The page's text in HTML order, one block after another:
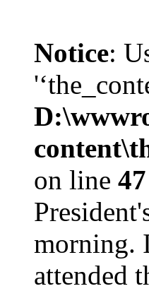
Notice:
on line 47
morning.
attended